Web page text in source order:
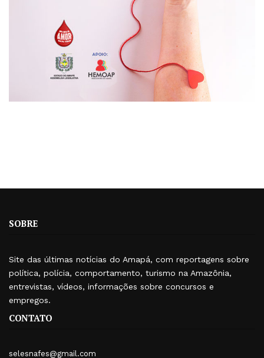
SOBRE
Site das últimas notícias do Amapá, com reportagens sobre
política, polícia, comportamento, turismo na Amazônia,
entrevistas, vídeos, informações sobre concursos e
empregos.
CONTATO
selesnafes@gmail.com